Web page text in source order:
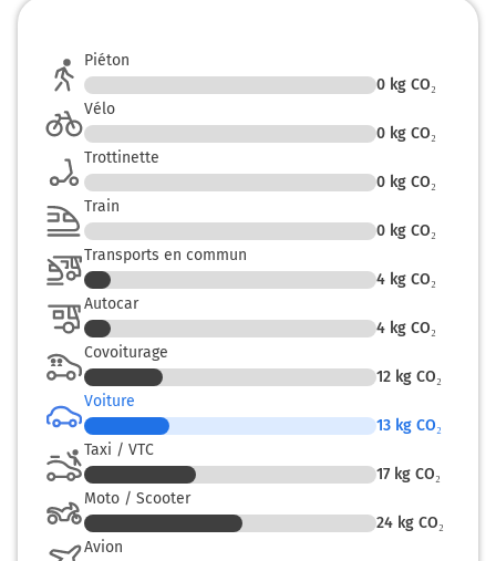
Tourner légèrement à gauche sur D25 (Route de Gaillac-
143 km
Tourner légèrement à droite sur D25 (Route de Gaillac-
Toulza) et continuer sur 270 mètres
145 km
continuer sur 35 mètres
D25
Gaillac-Toulza
Gare S.N.C.F
145 km
Au rond-point, prendre la 1ère sortie sur D820 (Route
de Foix) et continuer sur 6,9 kilomètres
145 km
Piéton
0 kg CO₂
Vélo
0 kg CO₂
Trottinette
0 kg CO₂
Train
0 kg CO₂
Transports en commun
4 kg CO₂
Autocar
4 kg CO₂
Covoiturage
12 kg CO₂
Voiture
13 kg CO₂
Taxi / VTC
17 kg CO₂
Moto / Scooter
24 kg CO₂
Avion